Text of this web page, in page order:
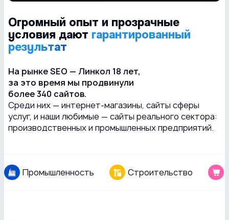
Огромный опыт и прозрачные
условия дают гарантированный
результат
На рынке SEO — Линкол 18 лет,
за это время мы продвинули
более 340 сайтов.
Среди них — интернет-магазины, сайты сферы
услуг, и наши любимые — сайты реального сектора:
производственных и промышленных предприятий.
Промышленность Строительство